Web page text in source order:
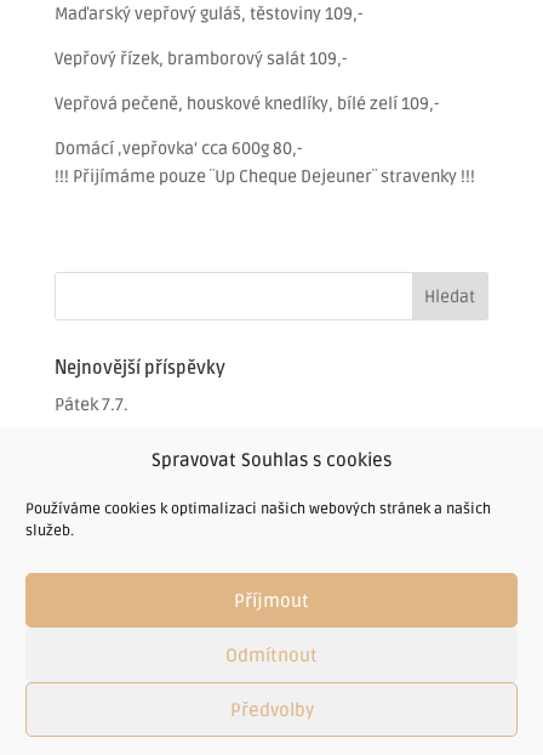
Spravovat Souhlas s cookies
Používáme cookies k optimalizaci našich webových stránek a našich
služeb.
Příjmout
Odmítnout
Předvolby
Maďarský vepřový guláš, těstoviny 109,-
Vepřový řízek, bramborový salát 109,-
Vepřová pečeně, houskové knedlíky, bílé zelí 109,-
Domácí ‚vepřovka‘ cca 600g 80,-
!!! Přijímáme pouze ¨Up Cheque Dejeuner¨ stravenky !!!
Nejnovější příspěvky
Pátek 7.7.
Úterý 4.7.
© restauracechlumec.cz - 2005-2022 | RESTAURACE A
PENZION CHLUMEC